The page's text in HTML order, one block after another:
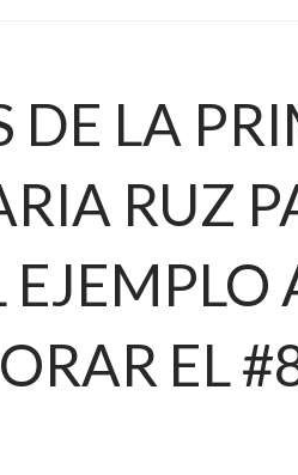
DE LA
RUZ
EJEMPLO
EL